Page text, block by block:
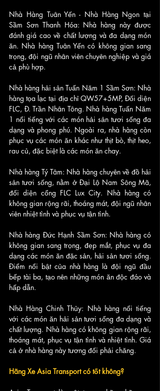
Nhà Hàng Tuân Yến - Nhà Hàng Ngon tại
Sầm Sơn Thanh Hóa: Nhà hàng này được
đánh giá cao về chất lượng và đa dạng món
ăn. Nhà hàng Tuân Yến có không gian sang
trọng, đội ngũ nhân viên chuyên nghiệp và giá
cả phù hợp.
Nhà hàng hải sản Tuấn Năm 1 Sầm Sơn: Nhà
hàng tọa lạc tại địa chỉ QW57+5MP, Đối diện
FLC, Đ. Trần Nhân Tông. Nhà hàng Tuấn Năm
1 nổi tiếng với các món hải sản tươi sống đa
dạng và phong phú. Ngoài ra, nhà hàng còn
phục vụ các món ăn khác như thịt bò, thịt heo,
rau củ, đặc biệt là các món ăn chay.
Nhà hàng Tý Tâm: Nhà hàng chuyên về đồ hải
sản tươi sống, nằm ở Đại Lộ Nam Sông Mã,
đối diện cổng FLC Lux City. Nhà hàng có
không gian rộng rãi, thoáng mát, đội ngũ nhân
viên nhiệt tình và phục vụ tận tình.
Nhà hàng Đức Hạnh Sầm Sơn: Nhà hàng có
không gian sang trọng, đẹp mắt, phục vụ đa
dạng các món ăn đặc sản, hải sản tươi sống.
Điểm nổi bật của nhà hàng là đội ngũ đầu
bếp tài ba, tạo nên những món ăn độc đáo và
hấp dẫn.
Nhà Hàng Chinh Thủy: Nhà hàng nổi tiếng
với các món ăn hải sản tươi sống đa dạng và
chất lượng. Nhà hàng có không gian rộng rãi,
thoáng mát, phục vụ tận tình và nhiệt tình. Giá
cả ở nhà hàng này tương đối phải chăng.
Hãng Xe Asia Transport có tốt không?